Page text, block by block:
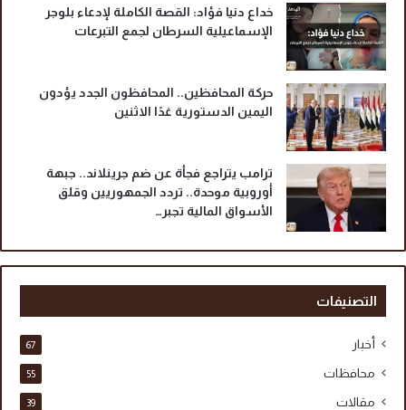
و
ي
ف
خداع دنيا فؤاد: القصة الكاملة لإدعاء بلوجر
الإسماعيلية السرطان لجمع التبرعات
حركة المحافظين.. المحافظون الجدد يؤدون
اليمين الدستورية غدًا الاثنين
ترامب يتراجع فجأة عن ضم جرينلاند.. جبهة
أوروبية موحدة.. تردد الجمهوريين وقلق
الأسواق المالية تجبر…
التصنيفات
أخبار 67
محافظات 55
مقالات 39